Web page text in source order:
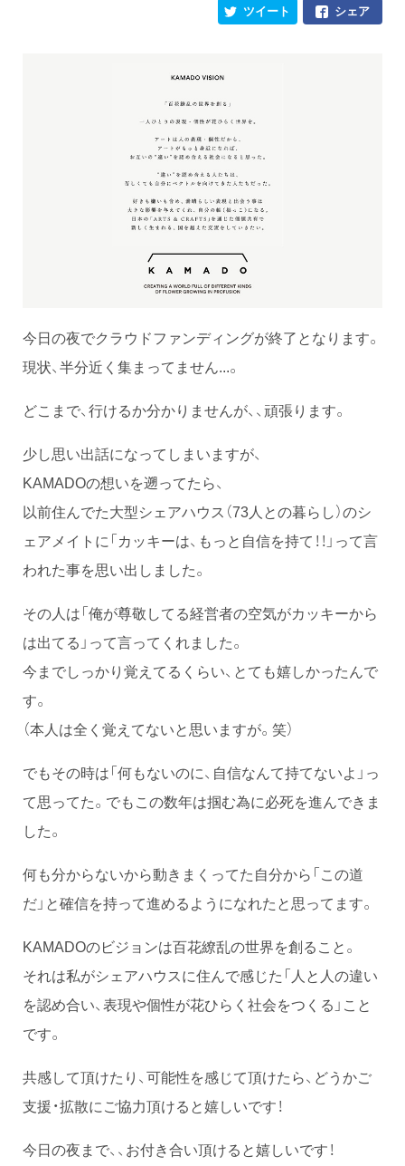
シェア
ツイート
今日の夜でクラウドファンディングが終了となります。
現状、半分近く集まってません...。
どこまで、行けるか分かりませんが、、頑張ります。
少し思い出話になってしまいますが、
KAMADOの想いを遡ってたら、
以前住んでた大型シェアハウス（73人との暮らし）のシ
ェアメイトに「カッキーは、もっと自信を持て！！」って言
われた事を思い出しました。
その人は「俺が尊敬してる経営者の空気がカッキーから
は出てる」って言ってくれました。
今までしっかり覚えてるくらい、とても嬉しかったんで
す。
（本人は全く覚えてないと思いますが。笑）
でもその時は「何もないのに、自信なんて持てないよ」っ
て思ってた。でもこの数年は掴む為に必死を進んできま
した。
何も分からないから動きまくってた自分から「この道
だ」と確信を持って進めるようになれたと思ってます。
KAMADOのビジョンは百花繚乱の世界を創ること。
それは私がシェアハウスに住んで感じた「人と人の違い
を認め合い、表現や個性が花ひらく社会をつくる」こと
です。
共感して頂けたり、可能性を感じて頂けたら、どうかご
支援・拡散にご協力頂けると嬉しいです！
今日の夜まで、、お付き合い頂けると嬉しいです！